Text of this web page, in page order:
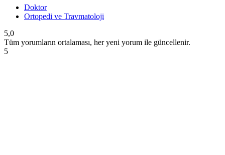
Doktor
Ortopedi ve Travmatoloji
5,0
Tüm yorumların ortalaması, her yeni yorum ile güncellenir.
5